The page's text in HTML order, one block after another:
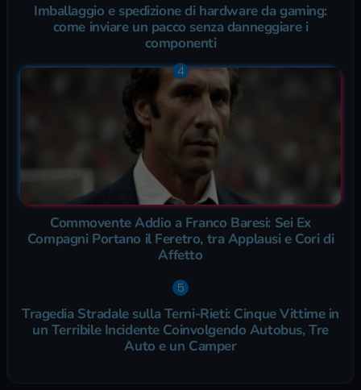
Imballaggio e spedizione di hardware da gaming:
come inviare un pacco senza danneggiare i
componenti
Commovente Addio a Franco Baresi: Sei Ex
Compagni Portano il Feretro, tra Applausi e Cori di
Affetto
Tragedia Stradale sulla Terni-Rieti: Cinque Vittime in
un Terribile Incidente Coinvolgendo Autobus, Tre
Auto e un Camper